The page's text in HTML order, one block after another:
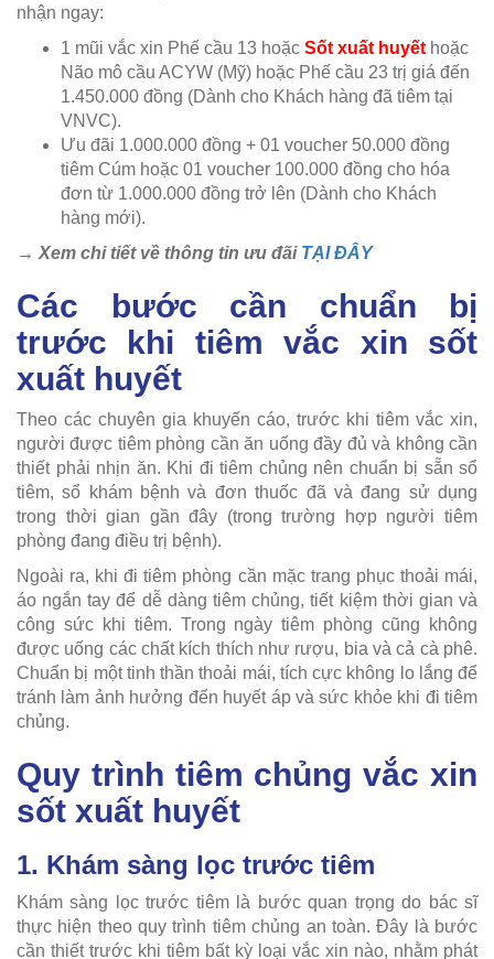
nhận ngay:
1 mũi vắc xin Phế cầu 13 hoặc Sốt xuất huyết hoặc
Não mô cầu ACYW (Mỹ) hoặc Phế cầu 23 trị giá đến
1.450.000 đồng (Dành cho Khách hàng đã tiêm tại
VNVC).
Ưu đãi 1.000.000 đồng + 01 voucher 50.000 đồng
tiêm Cúm hoặc 01 voucher 100.000 đồng cho hóa
đơn từ 1.000.000 đồng trở lên (Dành cho Khách
hàng mới).
→ Xem chi tiết về thông tin ưu đãi TẠI ĐÂY
Các bước cần chuẩn bị
trước khi tiêm vắc xin sốt
xuất huyết
Theo các chuyên gia khuyến cáo, trước khi tiêm vắc xin,
người được tiêm phòng cần ăn uống đầy đủ và không cần
thiết phải nhịn ăn. Khi đi tiêm chủng nên chuẩn bị sẵn sổ
tiêm, sổ khám bệnh và đơn thuốc đã và đang sử dụng
trong thời gian gần đây (trong trường hợp người tiêm
phòng đang điều trị bệnh).
Ngoài ra, khi đi tiêm phòng cần mặc trang phục thoải mái,
áo ngắn tay để dễ dàng tiêm chủng, tiết kiệm thời gian và
công sức khi tiêm. Trong ngày tiêm phòng cũng không
được uống các chất kích thích như rượu, bia và cả cà phê.
Chuẩn bị một tinh thần thoải mái, tích cực không lo lắng để
tránh làm ảnh hưởng đến huyết áp và sức khỏe khi đi tiêm
chủng.
Quy trình tiêm chủng vắc xin
sốt xuất huyết
1. Khám sàng lọc trước tiêm
Khám sàng lọc trước tiêm là bước quan trọng do bác sĩ
thực hiện theo quy trình tiêm chủng an toàn. Đây là bước
cần thiết trước khi tiêm bất kỳ loại vắc xin nào, nhằm phát